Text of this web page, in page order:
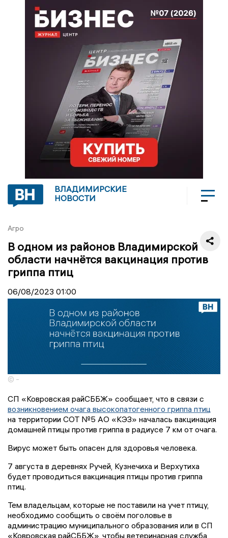
ВЛАДИМИРСКИЕ
НОВОСТИ
Агро
В одном из районов Владимирской
области начнётся вакцинация против
гриппа птиц
06/08/2023 01:00
© -
СП «Ковровская райСББЖ» сообщает, что в связи с
возникновением очага высокопатогенного гриппа птиц
на территории СОТ №5 АО «КЭЗ» началась вакцинация
домашней птицы против гриппа в радиусе 7 км от очага.
Вирус может быть опасен для здоровья человека.
7 августа в деревнях Ручей, Кузнечиха и Верхутиха
будет проводиться вакцинация птицы против гриппа
птиц.
Тем владельцам, которые не поставили на учет птицу,
необходимо сообщить о своём поголовье в
администрацию муниципального образования или в СП
«Ковровская райСББЖ», чтобы ветеринарная служба